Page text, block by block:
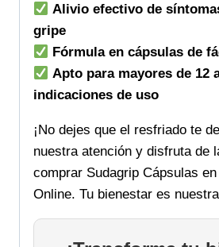
Alivio efectivo de
gripe
Fórmula en cápsulas de
Apto para mayores de 12
indicaciones de uso
¡No dejes que el resfriado te
nuestra atención y disfruta de
comprar Sudagrip Cápsulas
Online. Tu bienestar es